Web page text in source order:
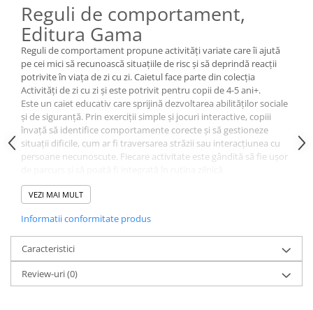
Reguli de comportament,
Editura Gama
Reguli de comportament propune activități variate care îi ajută
pe cei mici să recunoască situațiile de risc și să deprindă reacții
potrivite în viața de zi cu zi. Caietul face parte din colecția
Activități de zi cu zi și este potrivit pentru copii de 4-5 ani+.
Este un caiet educativ care sprijină dezvoltarea abilităților sociale
și de siguranță. Prin exerciții simple și jocuri interactive, copiii
învață să identifice comportamente corecte și să gestioneze
situații dificile, cum ar fi traversarea străzii sau interacțiunea cu
persoane necunoscute. Fiecare activitate este gândită să fie ușor
Exersând aceste activități, cei mici pot recunoaște mai ușor
pericolele și pot lua decizii sigure în diverse contexte. Caietul
dintre 3 și 6 ani.
Specificații:
Editura: Gama
Parte din colecția: Activități de zi cu zi
Vârstă recomandată: 4-5 ani+
VEZI MAI MULT
Informatii conformitate produs
Caracteristici
Review-uri(0)